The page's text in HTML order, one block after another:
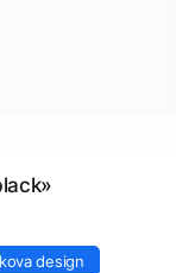
design